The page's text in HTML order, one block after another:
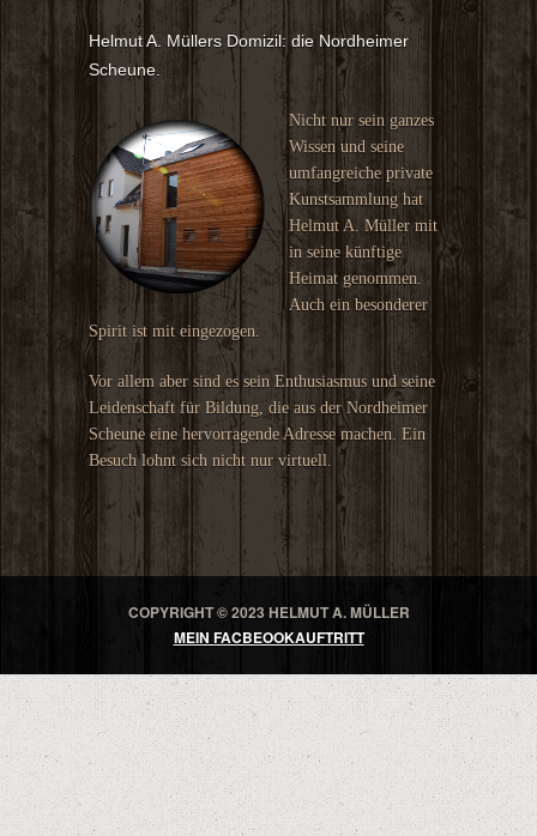
Helmut A. Müllers Domizil: die Nordheimer
Scheune.
Nicht nur sein ganzes
Wissen und seine
umfangreiche private
Kunstsammlung hat
Helmut A. Müller mit
in seine künftige
Heimat genommen.
Auch ein besonderer
Spirit ist mit eingezogen.
Vor allem aber sind es sein Enthusiasmus und seine
Leidenschaft für Bildung, die aus der Nordheimer
Scheune eine hervorragende Adresse machen. Ein
Besuch lohnt sich nicht nur virtuell.
COPYRIGHT © 2023 HELMUT A. MÜLLER
MEIN FACBEOOKAUFTRITT